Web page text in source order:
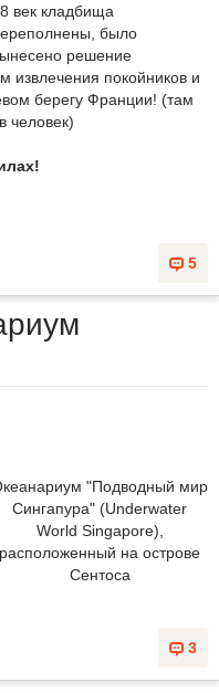
век кладбища
было
решение
извлечения покойников и
берегу Франции! (там
человек)
5
"Подводный мир
Сингапура" (Underwater
World Singapore),
расположенный на острове
Сентоса
3